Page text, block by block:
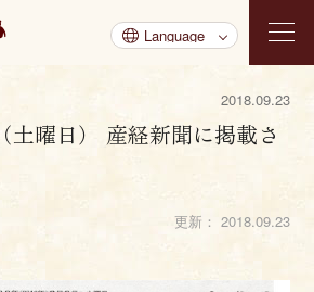
2018.09.23
土曜日） 産経新聞に掲載さ
更新： 2018.09.23